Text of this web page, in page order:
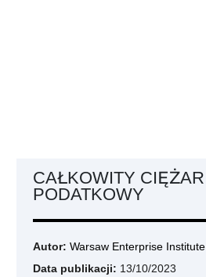
CAŁKOWITY CIĘŻAR
PODATKOWY
Autor: Warsaw Enterprise Institute
Data publikacji: 13/10/2023